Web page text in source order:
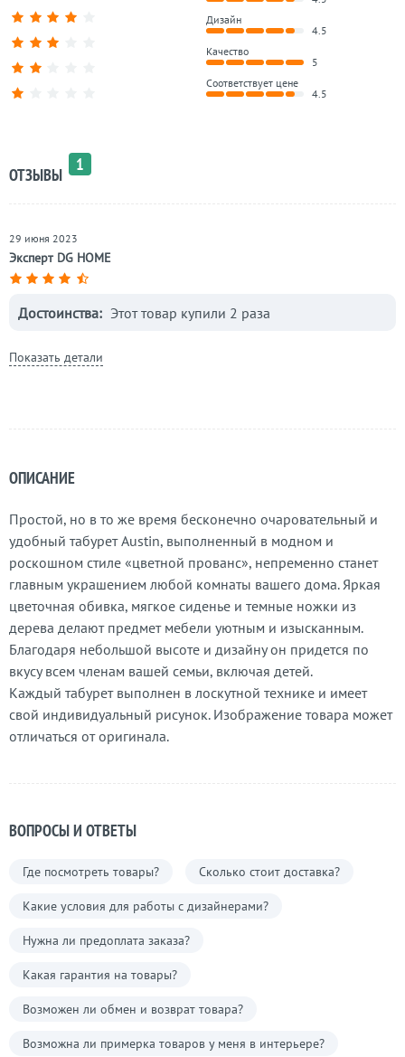
ОПИСАНИЕ
Простой, но в то же время бесконечно очаровательный и
удобный табурет Austin, выполненный в модном и
роскошном стиле «цветной прованс», непременно станет
главным украшением любой комнаты вашего дома. Яркая
цветочная обивка, мягкое сиденье и темные ножки из
дерева делают предмет мебели уютным и изысканным.
Благодаря небольшой высоте и дизайну он придется по
вкусу всем членам вашей семьи, включая детей.
Каждый табурет выполнен в лоскутной технике и имеет
свой индивидуальный рисунок. Изображение товара может
отличаться от оригинала.
ВОПРОСЫ И ОТВЕТЫ
Где посмотреть товары? Сколько стоит доставка?
Какие условия для работы с дизайнерами?
Нужна ли предоплата заказа?
Какая гарантия на товары?
Возможен ли обмен и возврат товара?
Возможна ли примерка товаров у меня в интерьере?
Дизайн
4.5
Качество
5
Соответствует цене
4.5
ОТЗЫВЫ
1
Эксперт DG HOME
29 июня 2023
Достоинства: Этот товар купили 2 раза
Показать детали